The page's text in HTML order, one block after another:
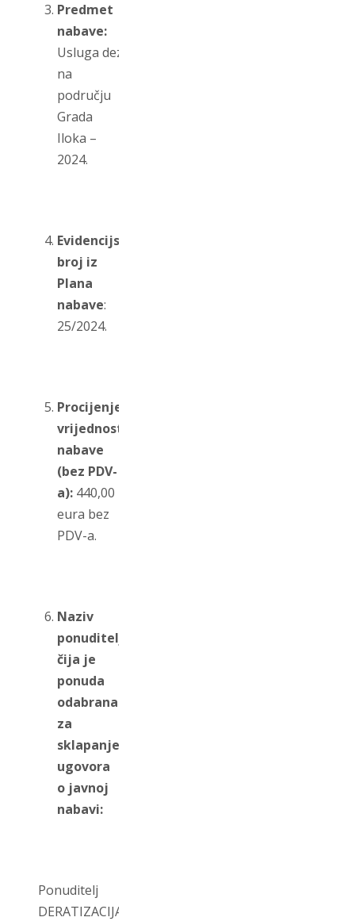
Predmet
nabave:
Usluga dezinsekcije
na
području
Grada
Iloka –
2024.
Evidencijski
broj iz
Plana
nabave:
25/2024.
Procijenjena
vrijednost
nabave
(bez PDV-
a): 440,00
eura bez
PDV-a.
Naziv
ponuditelja
čija je
ponuda
odabrana
za
sklapanje
ugovora
o javnoj
nabavi:
Ponuditelj
DERATIZACIJA